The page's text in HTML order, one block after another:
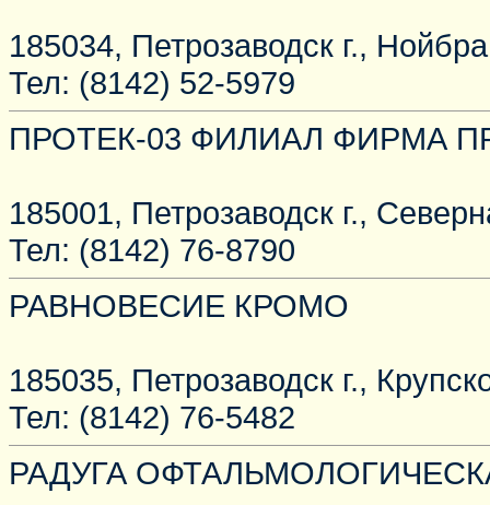
185034, Петрозаводск г.,
Тел: (8142) 52-5979
ПРОТЕК-03 ФИЛИАЛ ФИРМА
185001, Петрозаводск г.,
Тел: (8142) 76-8790
РАВНОВЕСИЕ КРОМО
185035, Петрозаводск г.,
Тел: (8142) 76-5482
РАДУГА